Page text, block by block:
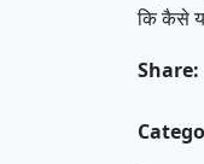
कि कैसे
Share: